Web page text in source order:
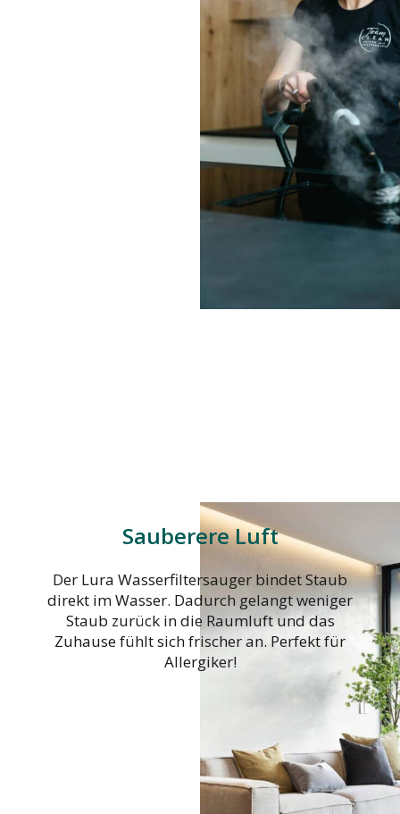
Sauberere Luft
Der Lura Wasserfiltersauger bindet Staub
direkt im Wasser. Dadurch gelangt weniger
Staub zurück in die Raumluft und das
Zuhause fühlt sich frischer an. Perfekt für
Allergiker!